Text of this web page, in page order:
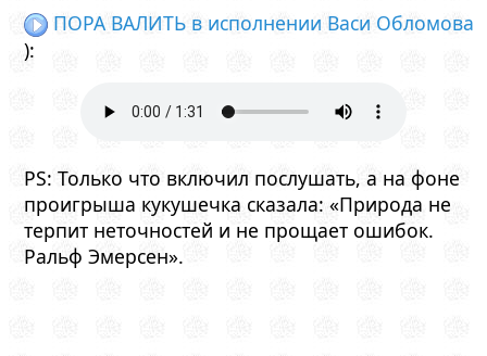
ПОРА ВАЛИТЬ в исполнении Васи Обломова
):
PS: Только что включил послушать, а на фоне
проигрыша кукушечка сказала: «Природа не
терпит неточностей и не прощает ошибок.
Ральф Эмерсен».